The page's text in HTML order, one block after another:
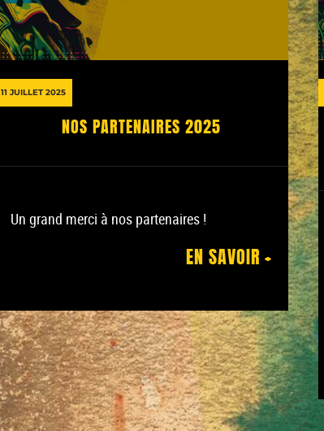
11 JUILLET 2025
NOS PARTENAIRES 2025
Un grand merci à nos partenaires !
EN SAVOIR +